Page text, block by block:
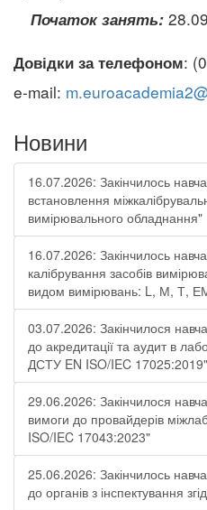
Початок занять:
Довідки за телефоном:
e-mail:
Новини
16.07.2026: Закінчилось
встановлення
вимірювального обладнання"
16.07.2026: Закінчилось
калібрування засобів
видом вимірювань: L, М, Т,
03.07.2026: Закінчилося
до акредитації та аудит в
ДСТУ EN ISO/IEC 17025:2019"
29.06.2026: Закінчилося
вимоги до провайдерів
ISO/IEC 17043:2023"
25.06.2026: Закінчилось
до органів з інспектування